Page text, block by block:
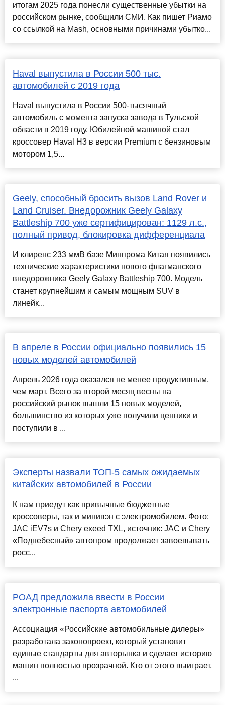
итогам 2025 года понесли существенные убытки на
российском рынке, сообщили СМИ. Как пишет Риамо
со ссылкой на Mash, основными причинами убытко...
Haval выпустила в России 500 тыс.
автомобилей с 2019 года
Haval выпустила в России 500-тысячный
автомобиль с момента запуска завода в Тульской
области в 2019 году. Юбилейной машиной стал
кроссовер Haval H3 в версии Premium с бензиновым
мотором 1,5...
Geely, способный бросить вызов Land Rover и
Land Cruiser. Внедорожник Geely Galaxy
Battleship 700 уже сертифицирован: 1129 л.с.,
полный привод, блокировка дифференциала
И клиренс 233 ммВ базе Минпрома Китая появились
технические характеристики нового флагманского
внедорожника Geely Galaxy Battleship 700. Модель
станет крупнейшим и самым мощным SUV в
линейк...
В апреле в России официально появились 15
новых моделей автомобилей
Апрель 2026 года оказался не менее продуктивным,
чем март. Всего за второй месяц весны на
российский рынок вышли 15 новых моделей,
большинство из которых уже получили ценники и
поступили в ...
Эксперты назвали ТОП-5 самых ожидаемых
китайских автомобилей в России
К нам приедут как привычные бюджетные
кроссоверы, так и минивэн c электромобилем. Фото:
JAC iEV7s и Chery exeed TXL, источник: JAC и Chery
«Поднебесный» автопром продолжает завоевывать
росс...
РОАД предложила ввести в России
электронные паспорта автомобилей
Ассоциация «Российские автомобильные дилеры»
разработала законопроект, который установит
единые стандарты для авторынка и сделает историю
машин полностью прозрачной. Кто от этого выиграет,
...